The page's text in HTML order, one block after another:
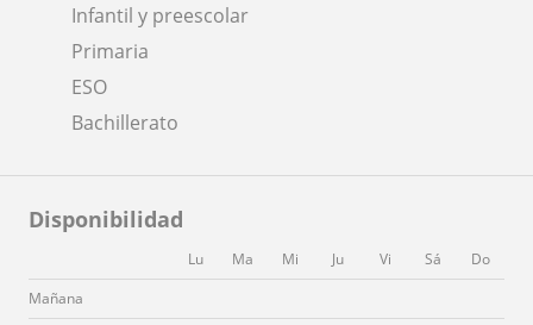
Infantil y preescolar
Primaria
ESO
Bachillerato
Disponibilidad
Lu Ma Mi Ju Vi Sá
Do
Mañana